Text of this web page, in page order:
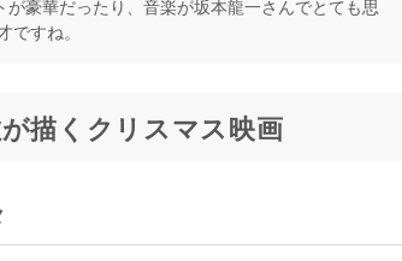
豪華だったり、音楽が坂本龍一さんでとても思
すね。
描くクリスマス映画